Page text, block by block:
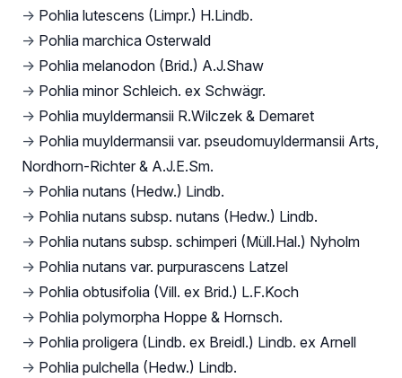
→ Pohlia lutescens (Limpr.) H.Lindb.
→ Pohlia marchica Osterwald
→ Pohlia melanodon (Brid.) A.J.Shaw
→ Pohlia minor Schleich. ex Schwägr.
→ Pohlia muyldermansii R.Wilczek & Demaret
→ Pohlia muyldermansii var. pseudomuyldermansii Arts,
Nordhorn-Richter & A.J.E.Sm.
→ Pohlia nutans (Hedw.) Lindb.
→ Pohlia nutans subsp. nutans (Hedw.) Lindb.
→ Pohlia nutans subsp. schimperi (Müll.Hal.) Nyholm
→ Pohlia nutans var. purpurascens Latzel
→ Pohlia obtusifolia (Vill. ex Brid.) L.F.Koch
→ Pohlia polymorpha Hoppe & Hornsch.
→ Pohlia proligera (Lindb. ex Breidl.) Lindb. ex Arnell
→ Pohlia pulchella (Hedw.) Lindb.